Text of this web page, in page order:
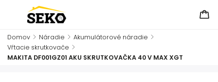
Domov / Náradie / Akumulátorové náradie /
Vŕtacie skrutkovače /
MAKITA DF001GZ01 AKU SKRUTKOVAČKA 40 V MAX XGT